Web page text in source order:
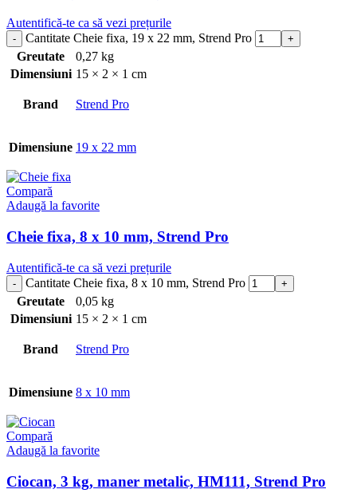
Autentifică-te ca să vezi prețurile
Cantitate Cheie fixa, 19 x 22 mm, Strend Pro
Greutate
0,27 kg
Dimensiuni 15 × 2 × 1 cm
Brand Strend Pro
Dimensiune 19 x 22 mm
Compară
Adaugă la favorite
Cheie fixa, 8 x 10 mm, Strend Pro
Autentifică-te ca să vezi prețurile
Cantitate Cheie fixa, 8 x 10 mm, Strend Pro
Greutate
0,05 kg
Dimensiuni 15 × 2 × 1 cm
Brand Strend Pro
Dimensiune 8 x 10 mm
Compară
Adaugă la favorite
Ciocan, 3 kg, maner metalic, HM111, Strend Pro